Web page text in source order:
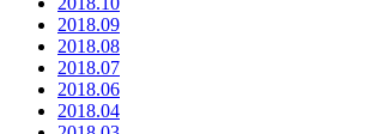
2018.09
2018.08
2018.07
2018.06
2018.04